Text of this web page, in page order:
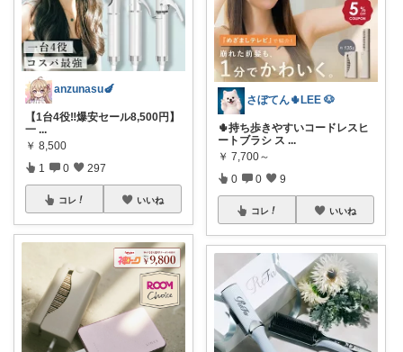
anzunasu🍆
【1台4役‼️爆安セール8,500円】
一 ...
￥ 8,500
1 0 297
コレ いいね
さぼてん🌵LEE 🐶
🌵持ち歩きやすいコードレスヒ
ートブラシ ス ...
￥ 7,700～
0 0 9
コレ いいね